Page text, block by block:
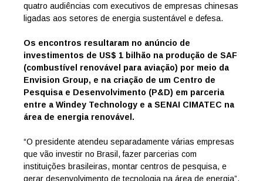
quatro audiências com executivos de empresas chinesas
ligadas aos setores de energia sustentável e defesa.
Os encontros resultaram no anúncio de
investimentos de US$ 1 bilhão na produção de SAF
(combustível renovável para aviação) por meio da
Envision Group, e na criação de um Centro de
Pesquisa e Desenvolvimento (P&D) em parceria
entre a Windey Technology e a SENAI CIMATEC na
área de energia renovável.
“O presidente atendeu separadamente várias empresas
que vão investir no Brasil, fazer parcerias com
instituições brasileiras, montar centros de pesquisa, e
gerar desenvolvimento de tecnologia na área de energia”,